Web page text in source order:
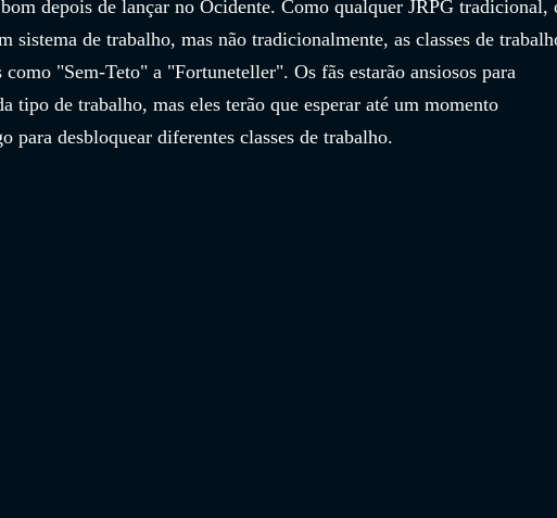
depois de lançar no Ocidente. Como qualquer JRPG
sistema de trabalho, mas não tradicionalmente, as classes de
como "Sem-Teto" a "Fortuneteller". Os fãs estarão ansiosos para
tipo de trabalho, mas eles terão que esperar até um momento
para desbloquear diferentes classes de trabalho.